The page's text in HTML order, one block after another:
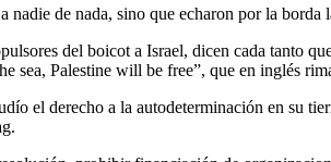
nadie de nada, sino que echaron por la
del boicot a Israel, dicen cada tanto
sea, Palestine will be free”, que en inglés
el derecho a la autodeterminación en su